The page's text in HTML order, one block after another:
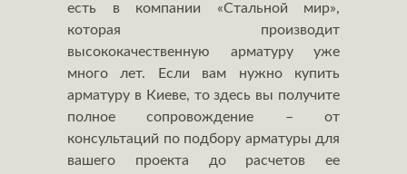
есть в компании «Стальной мир»,
которая производит
высококачественную арматуру уже
много лет. Если вам нужно купить
арматуру в Киеве, то здесь вы получите
полное сопровождение – от
консультаций по подбору арматуры для
вашего проекта до расчетов ее